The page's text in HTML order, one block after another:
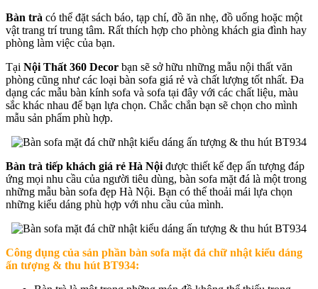
Bàn trà có thể đặt sách báo, tạp chí, đồ ăn nhẹ, đồ uống hoặc một
vật trang trí trung tâm. Rất thích hợp cho phòng khách gia đình hay
phòng làm việc của bạn.
Tại Nội Thất 360 Decor bạn sẽ sở hữu những mẫu nội thất văn
phòng cũng như các loại bàn sofa giá rẻ và chất lượng tốt nhất. Đa
dạng các mẫu bàn kính sofa và sofa tại đây với các chất liệu, màu
sắc khác nhau để bạn lựa chọn. Chắc chắn bạn sẽ chọn cho mình
mẫu sản phẩm phù hợp.
Bàn trà tiếp khách giá rẻ Hà Nội được thiết kế đẹp ấn tượng đáp
ứng mọi nhu cầu của người tiêu dùng, bàn sofa mặt đá là một trong
những mẫu bàn sofa đẹp Hà Nội. Bạn có thể thoải mái lựa chọn
những kiểu dáng phù hợp với nhu cầu của mình.
Công dụng của sản phần bàn sofa mặt đá chữ nhật kiểu dáng
ấn tượng & thu hút BT934: